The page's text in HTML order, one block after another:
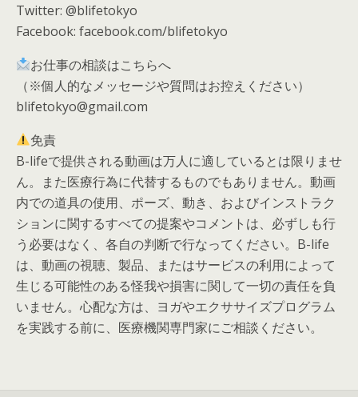
Twitter: @blifetokyo
Facebook: facebook.com/blifetokyo
お仕事の相談はこちらへ
（※個人的なメッセージや質問はお控えください）
blifetokyo@gmail.com
免責
B-lifeで提供される動画は万人に適しているとは限りませ
ん。また医療行為に代替するものでもありません。動画
内での道具の使用、ポーズ、動き、およびインストラク
ションに関するすべての提案やコメントは、必ずしも行
う必要はなく、各自の判断で行なってください。B-life
は、動画の視聴、製品、またはサービスの利用によって
生じる可能性のある怪我や損害に関して一切の責任を負
いません。心配な方は、ヨガやエクササイズプログラム
を実践する前に、医療機関専門家にご相談ください。